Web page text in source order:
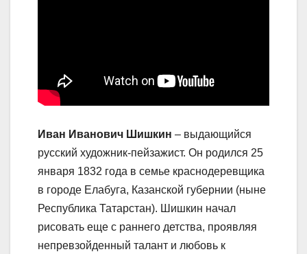
Иван Иванович Шишкин – выдающийся
русский художник-пейзажист. Он родился 25
января 1832 года в семье краснодеревщика
в городе Елабуга, Казанской губернии (ныне
Республика Татарстан). Шишкин начал
рисовать еще с раннего детства, проявляя
непревзойденный талант и любовь к